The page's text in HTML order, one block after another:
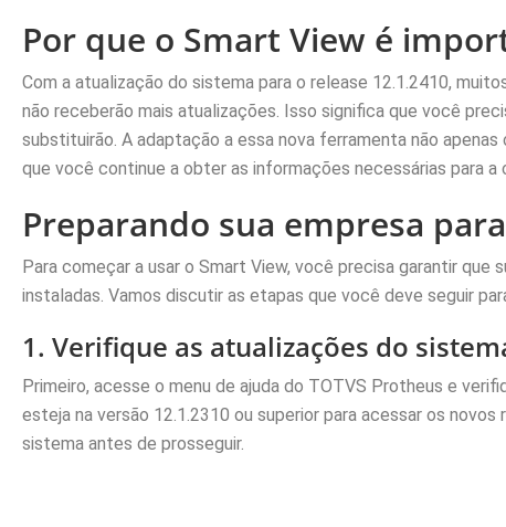
Por que o Smart View é
Com a atualização do sistema para o release 12.1.2410,
não receberão mais atualizações. Isso significa que você
substituirão. A adaptação a essa nova ferramenta não
que você continue a obter as informações necessárias para a
Preparando sua empresa
Para começar a usar o Smart View, você precisa garantir
instaladas. Vamos discutir as etapas que você deve seguir
1. Verifique as atualizações do
Primeiro, acesse o menu de ajuda do TOTVS Protheus e
esteja na versão 12.1.2310 ou superior para acessar os
sistema antes de prosseguir.